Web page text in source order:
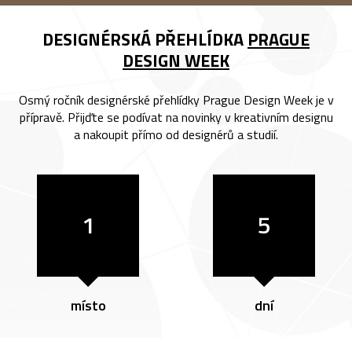
DESIGNÉRSKÁ PŘEHLÍDKA PRAGUE
DESIGN WEEK
Osmý ročník designérské přehlídky Prague Design Week je v
přípravě. Přijďte se podívat na novinky v kreativním designu
a nakoupit přímo od designérů a studií.
1
místo
5
dní